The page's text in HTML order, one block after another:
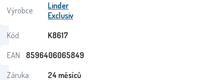
Výrobce:
Linder
Exclusiv
Kód:
K8617
EAN: 8596406065849
Záruka:
24 měsíců